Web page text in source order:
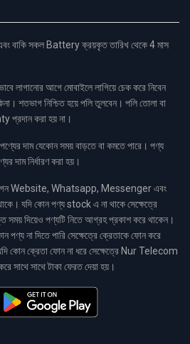
বাকি সকল Battery ক্রয়কৃত তারিখ থেকে 4 মাস
লাগানোর আগে মোবাইলে লাগিয়ে চেক করে নিবেন
শতভাগ নিশ্চিত হয়ে পলি তুলবেন। পলি তোলা বা
প্রদান করা হয় না।
দাম যেকোন সময় বাড়তে বা কমতে পারে। পণ্য
দাম নির্ধারণ করা হয়।
Website, Whatsapp, Messenger এবং
যদি কোন পণ্য stock এ না থাকে সেক্ষেত্রে
দিয়েও পণ্যটি নিতে আগ্রহ প্রকাশ করে থাকেন।
পণ্য না দিতে পারি সেক্ষেত্রে ক্রেতাকে ফোন করে
কোন ক্রেতা ফোন না ধরে সেক্ষেত্রে Nur Telecom
সাথে সাথে টাকা ফেরত দেয়া হয়।